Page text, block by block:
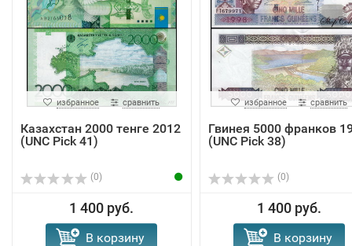
избранное сравнить
Казахстан 2000 тенге 2012
(UNC Pick 41)
(0)
1 400 руб.
В корзину
избранное сравнить
Гвинея 5000 франков
(UNC Pick 38)
(0)
1 400 руб.
В корзину